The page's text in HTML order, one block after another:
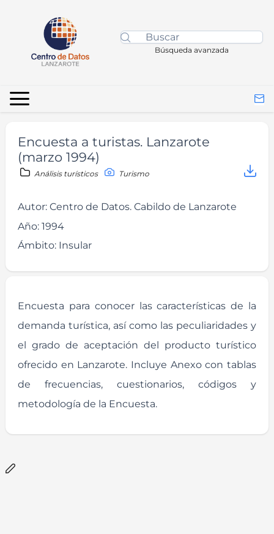
Búsqueda avanzada
Encuesta a turistas. Lanzarote
(marzo 1994)
Análisis turísticos Turismo
Autor: Centro de Datos. Cabildo de Lanzarote
Año: 1994
Ámbito: Insular
Encuesta para conocer las características de la
demanda turística, así como las peculiaridades y
el grado de aceptación del producto turístico
ofrecido en Lanzarote. Incluye Anexo con tablas
de frecuencias, cuestionarios, códigos y
metodología de la Encuesta.